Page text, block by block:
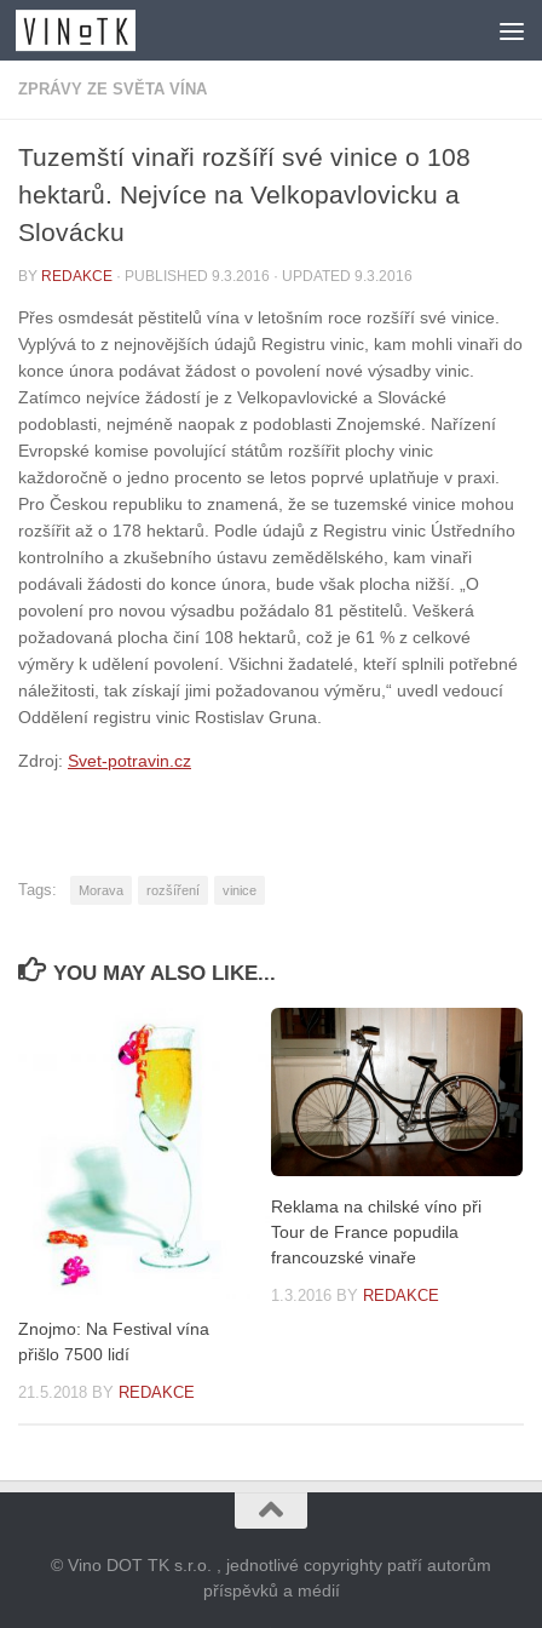
Skip to content
ZPRÁVY ZE SVĚTA VÍNA
Tuzemští vinaři rozšíří své vinice o 108
hektarů. Nejvíce na Velkopavlovicku a
Slovácku
BY REDAKCE · PUBLISHED 9.3.2016 · UPDATED 9.3.2016
Přes osmdesát pěstitelů vína v letošním roce rozšíří své vinice.
Vyplývá to z nejnovějších údajů Registru vinic, kam mohli vinaři do
konce února podávat žádost o povolení nové výsadby vinic.
Zatímco nejvíce žádostí je z Velkopavlovické a Slovácké
podoblasti, nejméně naopak z podoblasti Znojemské. Nařízení
Evropské komise povolující státům rozšířit plochy vinic
každoročně o jedno procento se letos poprvé uplatňuje v praxi.
Pro Českou republiku to znamená, že se tuzemské vinice mohou
rozšířit až o 178 hektarů. Podle údajů z Registru vinic Ústředního
kontrolního a zkušebního ústavu zemědělského, kam vinaři
podávali žádosti do konce února, bude však plocha nižší. „O
povolení pro novou výsadbu požádalo 81 pěstitelů. Veškerá
požadovaná plocha činí 108 hektarů, což je 61 % z celkové
výměry k udělení povolení. Všichni žadatelé, kteří splnili potřebné
náležitosti, tak získají jimi požadovanou výměru,“ uvedl vedoucí
Oddělení registru vinic Rostislav Gruna.
Zdroj: Svet-potravin.cz
Tags: Morava rozšíření vinice
YOU MAY ALSO LIKE...
Znojmo: Na Festival vína
přišlo 7500 lidí
21.5.2018 BY REDAKCE
Reklama na chilské víno při
Tour de France popudila
francouzské vinaře
1.3.2016 BY REDAKCE
© Vino DOT TK s.r.o. , jednotlivé copyrighty patří autorům
příspěvků a médií